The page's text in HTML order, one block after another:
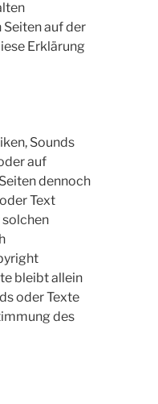
auf der
Erklärung
Sounds
auf
dennoch
Text
bleibt allein
oder Texte
des